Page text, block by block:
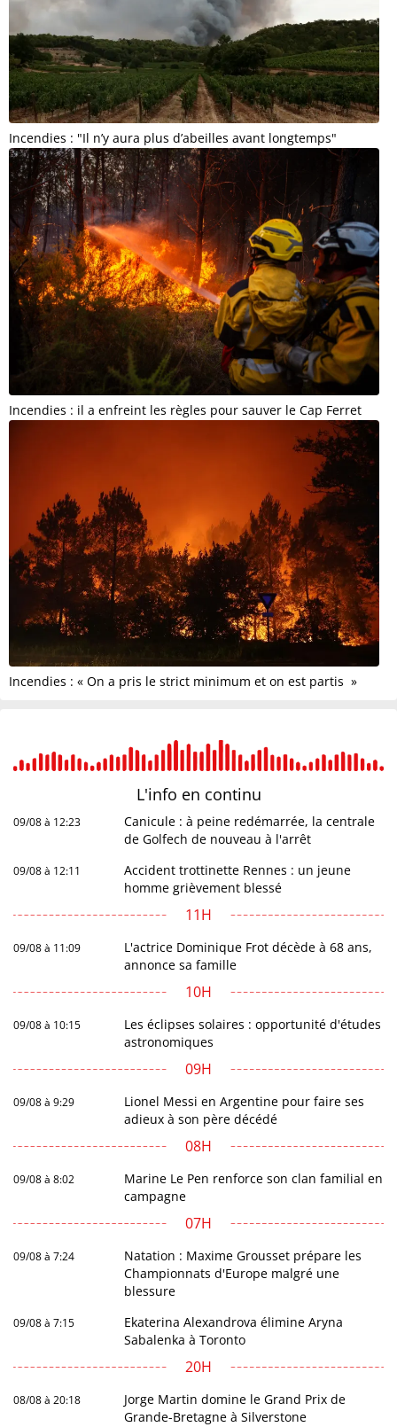
Incendies : "Il n’y aura plus d’abeilles avant longtemps"
Incendies : il a enfreint les règles pour sauver le Cap Ferret
Incendies : « On a pris le strict minimum et on est partis »
L'info en continu
09/08 à 12:23
Canicule : à peine redémarrée, la centrale
de Golfech de nouveau à l'arrêt
09/08 à 12:11
Accident trottinette Rennes : un jeune
homme grièvement blessé
11H
09/08 à 11:09
L'actrice Dominique Frot décède à 68 ans,
annonce sa famille
10H
09/08 à 10:15
Les éclipses solaires : opportunité d'études
astronomiques
09H
09/08 à 9:29
Lionel Messi en Argentine pour faire ses
adieux à son père décédé
08H
09/08 à 8:02
Marine Le Pen renforce son clan familial en
campagne
07H
09/08 à 7:24
Natation : Maxime Grousset prépare les
Championnats d'Europe malgré une
blessure
09/08 à 7:15
Ekaterina Alexandrova élimine Aryna
Sabalenka à Toronto
20H
08/08 à 20:18
Jorge Martin domine le Grand Prix de
Grande-Bretagne à Silverstone